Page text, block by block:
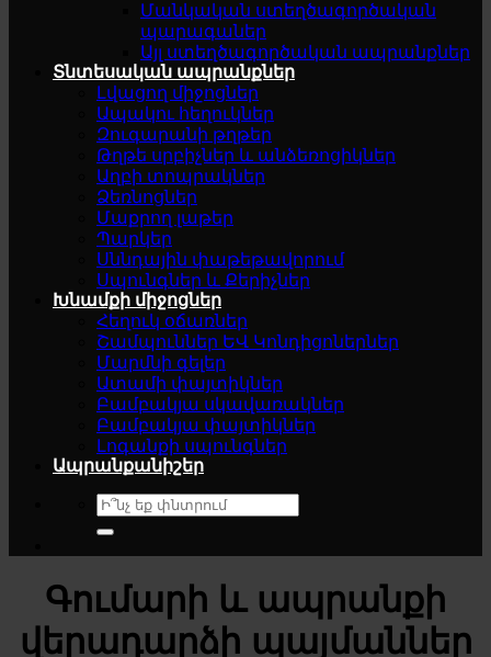
Մանկական ստեղծագործական
պարագաներ
Այլ ստեղծագործական ապրանքներ
Տնտեսական ապրանքներ
Լվացող միջոցներ
Ապակու հեղուկներ
Զուգարանի թղթեր
Թղթե սրբիչներ և անձեռոցիկներ
Աղբի տոպրակներ
Ձեռնոցներ
Մաքրող լաթեր
Պարկեր
Սննդային փաթեթավորում
Սպունգներ և Քերիչներ
Խնամքի միջոցներ
Հեղուկ օճառներ
Շամպուններ ԵՎ Կոնդիցոներներ
Մարմնի գելեր
Ատամի փայտիկներ
Բամբակյա սկավառակներ
Բամբակյա փայտիկներ
Լոգանքի սպունգներ
Ապրանքանիշեր
Search
for:
Գումարի և ապրանքի
վերադարձի պայմաններ